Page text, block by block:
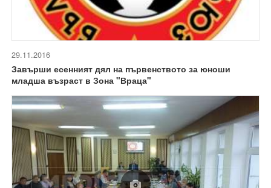
29.11.2016
Завърши есенният дял на първенството за юноши
младша възраст в Зона "Враца"